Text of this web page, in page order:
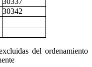
30342
del ordenamiento